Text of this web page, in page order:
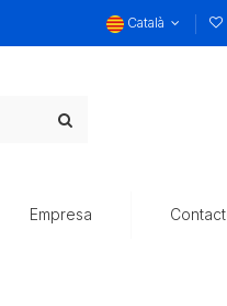
Català
Empresa